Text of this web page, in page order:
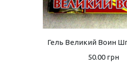
Гель Великий Воин
50.00 грн